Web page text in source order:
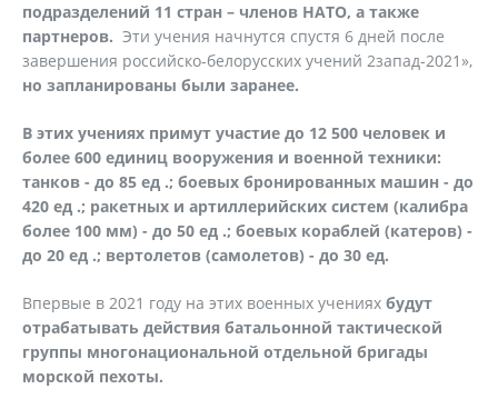
подразделений 11 стран – членов НАТО, а также
партнеров. Эти учения начнутся спустя 6 дней после
завершения российско-белорусских учений 2запад-2021»,
но запланированы были заранее.
В этих учениях примут участие до 12 500 человек и
более 600 единиц вооружения и военной техники:
танков - до 85 ед .; боевых бронированных машин - до
420 ед .; ракетных и артиллерийских систем (калибра
более 100 мм) - до 50 ед .; боевых кораблей (катеров) -
до 20 ед .; вертолетов (самолетов) - до 30 ед.
Впервые в 2021 году на этих военных учениях будут
отрабатывать действия батальонной тактической
группы многонациональной отдельной бригады
морской пехоты.